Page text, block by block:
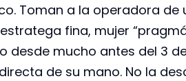
Toman a la operadora de
fina, mujer
desde mucho antes del 3
de su mano. No la